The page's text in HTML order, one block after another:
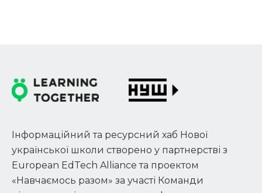
Інформаційний та ресурсний хаб Нової
української школи створено у партнерстві з
European EdTech Alliance та проектом
«Навчаємось разом» за участі Команди